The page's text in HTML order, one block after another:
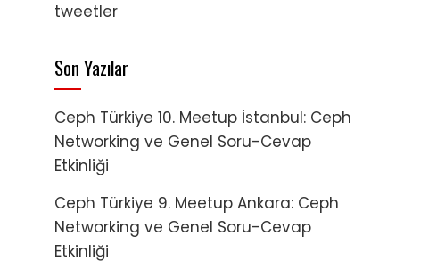
tweetler
Son Yazılar
Ceph Türkiye 10. Meetup İstanbul: Ceph
Networking ve Genel Soru-Cevap
Etkinliği
Ceph Türkiye 9. Meetup Ankara: Ceph
Networking ve Genel Soru-Cevap
Etkinliği